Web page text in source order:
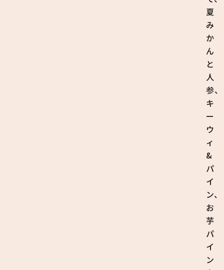
夏
み
か
ん
と
人
参、
キ
ー
ウ
ィ
&
パ
イ
ン、
お
芋
パ
イ
ン